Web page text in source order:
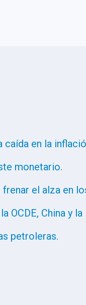
caída en la
monetario.
frenar el alza en
OCDE, China y la
petroleras.